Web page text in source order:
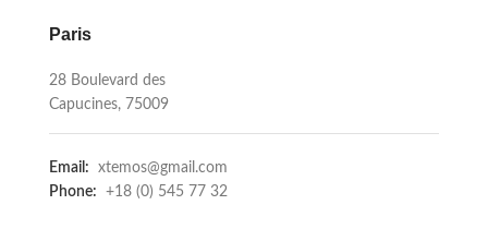
Paris
28 Boulevard des
Capucines, 75009
Email: xtemos@gmail.com
Phone: +18 (0) 545 77 32